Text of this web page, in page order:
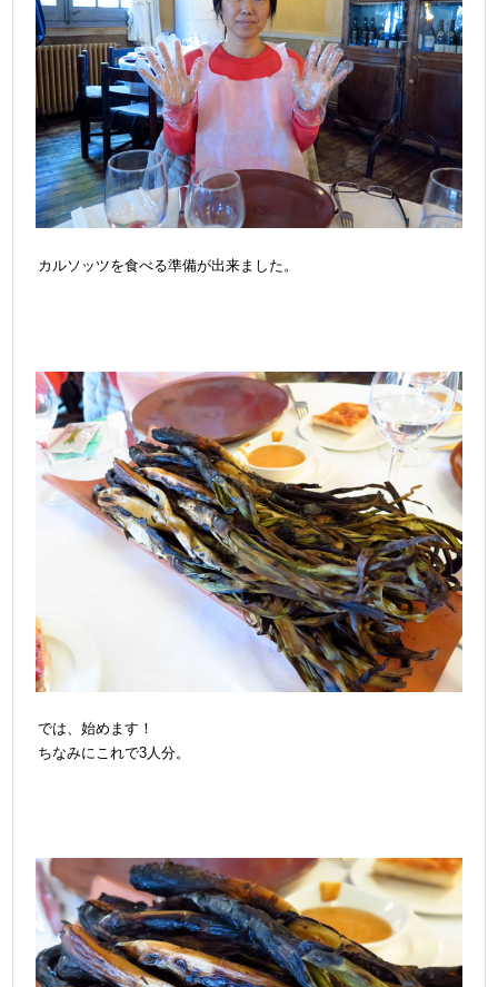
カルソッツを食べる準備が出来ました。
では、始めます！
ちなみにこれで3人分。